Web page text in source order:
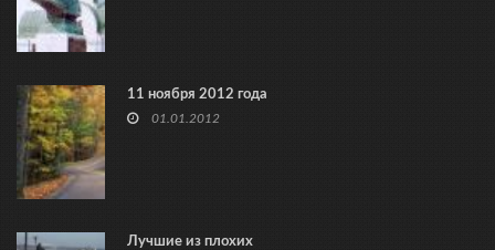
11 ноября 2012 года
01.01.2012
Лучшие из плохих